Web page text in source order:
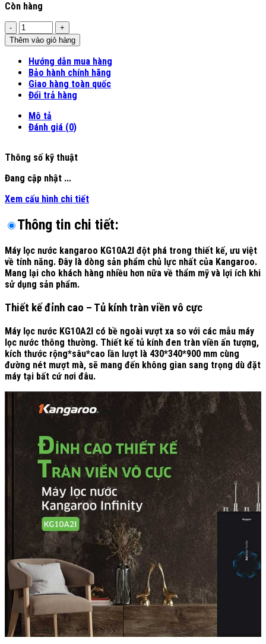
Còn hàng
Số
lượng
Thêm vào giỏ hàng
Hướng dẫn mua hàng
Bảo hành chính hãng
Giao hàng toàn quốc
Đổi trả hàng
Mô tả
Đánh giá (0)
Thông số kỹ thuật
Đang cập nhật ...
Xem cấu hình chi tiết
Thông tin chi tiết:
Máy lọc nước kangaroo KG10A2I đột phá trong thiết kế, ưu việt
về tính năng. Đây là dòng sản phẩm chủ lực nhất của Kangaroo.
Mang lại cho khách hàng nhiều hơn nữa về thẩm mỹ và lợi ích khi
sử dụng sản phẩm.
Thiết kế đỉnh cao – Tủ kính tràn viền vô cực
Máy lọc nước KG10A2I có bề ngoài vượt xa so với các mẫu máy
lọc nước thông thường. Thiết kế tủ kính đen tràn viền ấn tượng,
kích thước rộng*sâu*cao lần lượt là 430*340*900 mm cùng
đường nét mượt mà, sẽ mang đến không gian sang trọng dù đặt
máy tại bất cứ nơi đâu.